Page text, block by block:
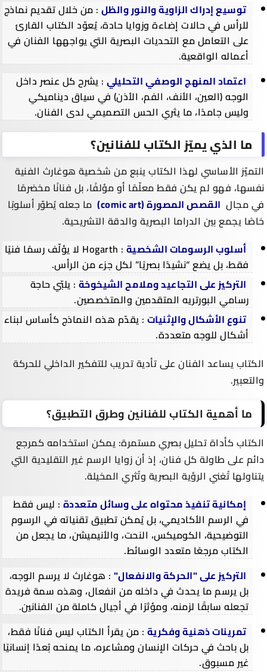
توسيع إدراك الزاوية والنور والظل : من خلال تقديم نماذج
للرأس في حالات إضاءة وزوايا حادة، يُعوّد الكتاب القارئ
على التعامل مع التحديات البصرية التي يواجهها الفنان في
أعماله الواقعية.
اعتماد المنهج الوصفي التحليلي : يشرح كل عنصر داخل
الوجه (العين، الأنف، الفم، الأذن) في سياق ديناميكي
وليس جامدًا، ما يثري الحس التصميمي لدى الفنان.
ما الذي يميّز الكتاب للفنانين؟
التميّز الأساسي لهذا الكتاب ينبع من شخصية هوغارث الفنية
نفسها، فهو لم يكن فقط معلّمًا أو مؤلفًا، بل فنانًا مخضرمًا
في مجال القصص المصورة (comic art)
ما جعله يُطوّر أسلوبًا
خاصًا يجمع بين الدراما البصرية والدقة التشريحية.
أسلوب الرسومات الشخصية
: Hogarth لا يؤلّف رسمًا فنيًا
فقط، بل يضع “نشيدًا بصريًا” لكل جزء من الرأس.
التركيز على التجاعيد وملامح الشيخوخة : يلبّي حاجة
رسامي البورتريه المتقدمين والمتخصصين.
تنوع الأشكال والإثنيات : يقدّم هذه النماذج كأساس لبناء
أشكال للوجه متعددة.
الكتاب يساعد الفنان على تأدية تدريب للتفكير الداخلي للحركة
والتعبير.
ما أهمية الكتاب للفنانين وطرق التطبيق؟
الكتاب كأداة تحليل بصري مستمرة: يمكن استخدامه كمرجع
دائم على طاولة كل فنان، إذ أن زوايا الرسم غير التقليدية التي
يتناولها تُغني الرؤية البصرية وتُثري المخيلة.
إمكانية تنفيذ محتواه على وسائل متعددة : ليس فقط
في الرسم الأكاديمي، بل يُمكن تطبيق تقنياته في الرسوم
التوضيحية، الكوميكس، النحت، والأنيميشن، ما يجعل من
الكتاب مرجعًا متعدد الوسائط.
التركيز على "الحركة والانفعال" : هوغارث لا يرسم الوجه،
بل يرسم ما يحدث في داخله من انفعال، وهذه سمة فريدة
تجعله سابقًا لزمنه، ومؤثرًا في أجيال كاملة من الفنانين.
تمرينات ذهنية وفكرية : من يقرأ الكتاب ليس فنانًا فقط،
بل باحث في حركات الإنسان ومشاعره، ما يمنحه بُعدًا إنسانيًا
غير مسبوق.